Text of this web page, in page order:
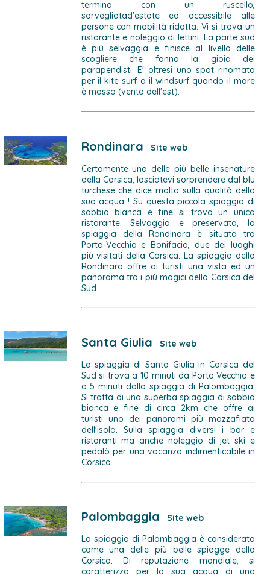
termina con un ruscello,
sorvegliatad'estate ed accessibile alle
persone con mobilità ridotta. Vi si trova un
ristorante e noleggio di lettini. La parte sud
è più selvaggia e finisce al livello delle
scogliere che fanno la gioia dei
parapendisti. E' oltresi uno spot rinomato
per il kite surf o il windsurf quando il mare
è mosso (vento dell'est).
Rondinara
Site web
Certamente una delle più belle insenature
della Corsica, lasciatevi sorprendere dal blu
turchese che dice molto sulla qualità della
sua acqua ! Su questa piccola spiaggia di
sabbia bianca e fine si trova un unico
ristorante. Selvaggia e preservata, la
spiaggia della Rondinara è situata tra
Porto-Vecchio e Bonifacio, due dei luoghi
più visitati della Corsica. La spiaggia della
Rondinara offre ai turisti una vista ed un
panorama tra i più magici della Corsica del
Sud.
Santa Giulia
Site web
La spiaggia di Santa Giulia in Corsica del
Sud si trova a 10 minuti da Porto Vecchio e
a 5 minuti dalla spiaggia di Palombaggia.
Si tratta di una superba spiaggia di sabbia
bianca e fine di circa 2km che offre ai
turisti uno dei panorami più mozzafiato
dell'isola. Sulla spiaggia diversi i bar e
ristoranti ma anche noleggio di jet ski e
pedalò per una vacanza indimenticabile in
Corsica.
Palombaggia
Site web
La spiaggia di Palombaggia è considerata
come una delle più belle spiagge della
Corsica. Di reputazione mondiale, si
caratterizza per la sua acqua di una